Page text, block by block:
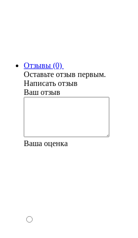
Отзывы (0)
Оставьте отзыв первым.
Написать отзыв
Ваш отзыв
Ваша оценка